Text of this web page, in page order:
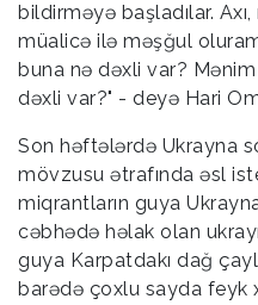
bildirməyə başladılar.
müalicə ilə məşğul
buna nə dəxli var?
dəxli var?" - deyə Hari
Son həftələrdə Ukrayna
mövzusu ətrafında əsl
miqrantların guya
cəbhədə həlak olan
guya Karpatdakı dağ
barədə çoxlu sayda feyk